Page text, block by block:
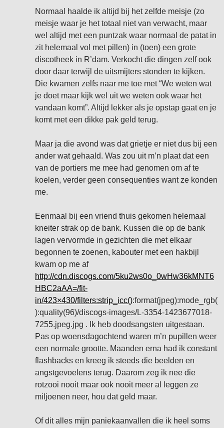
Normaal haalde ik altijd bij het zelfde meisje (zo
meisje waar je het totaal niet van verwacht, maar
wel altijd met een puntzak waar normaal de patat in
zit helemaal vol met pillen) in (toen) een grote
discotheek in R’dam. Verkocht die dingen zelf ook
door daar terwijl de uitsmijters stonden te kijken.
Die kwamen zelfs naar me toe met “We weten wat
je doet maar kijk wel uit we weten ook waar het
vandaan komt”. Altijd lekker als je opstap gaat en je
komt met een dikke pak geld terug.
Maar ja die avond was dat grietje er niet dus bij een
ander wat gehaald. Was zou uit m’n plaat dat een
van de portiers me mee had genomen om af te
koelen, verder geen consequenties want ze konden
me.
Eenmaal bij een vriend thuis gekomen helemaal
kneiter strak op de bank. Kussen die op de bank
lagen vervormde in gezichten die met elkaar
begonnen te zoenen, kabouter met een hakbijl
kwam op me af
http://cdn.discogs.com/5ku2ws0o_0wHw36kMNT6
HBC2aAA=/fit-
in/423×430/filters:strip_icc():format(jpeg):mode_rgb(
):quality(96)/discogs-images/L-3354-1423677018-
7255.jpeg.jpg . Ik heb doodsangsten uitgestaan.
Pas op woensdagochtend waren m’n pupillen weer
een normale grootte. Maanden erna had ik constant
flashbacks en kreeg ik steeds die beelden en
angstgevoelens terug. Daarom zeg ik nee die
rotzooi nooit maar ook nooit meer al leggen ze
miljoenen neer, hou dat geld maar.
Of dit alles mijn paniekaanvallen die ik heel soms